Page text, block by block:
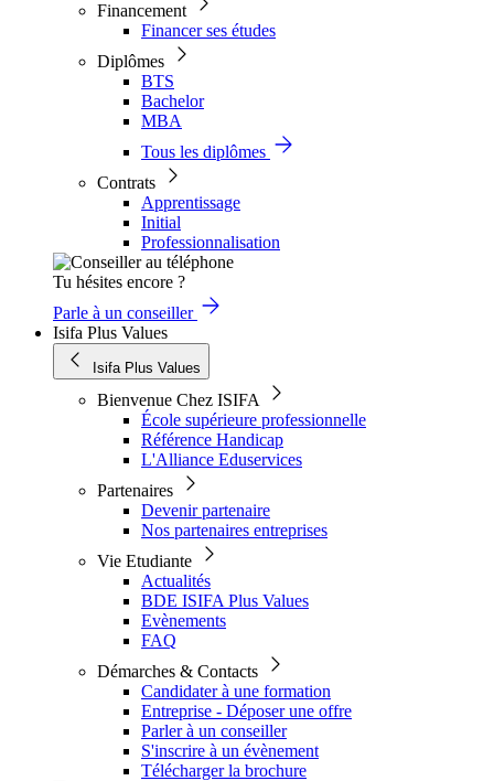
Financement
Financer ses études
Diplômes
BTS
Bachelor
MBA
Tous les diplômes
Contrats
Apprentissage
Initial
Professionnalisation
Tu hésites encore ?
Parle à un conseiller
Isifa Plus Values
Isifa Plus Values
Bienvenue Chez ISIFA
École supérieure professionnelle
Référence Handicap
L'Alliance Eduservices
Partenaires
Devenir partenaire
Nos partenaires entreprises
Vie Etudiante
Actualités
BDE ISIFA Plus Values
Evènements
FAQ
Démarches & Contacts
Candidater à une formation
Entreprise - Déposer une offre
Parler à un conseiller
S'inscrire à un évènement
Télécharger la brochure